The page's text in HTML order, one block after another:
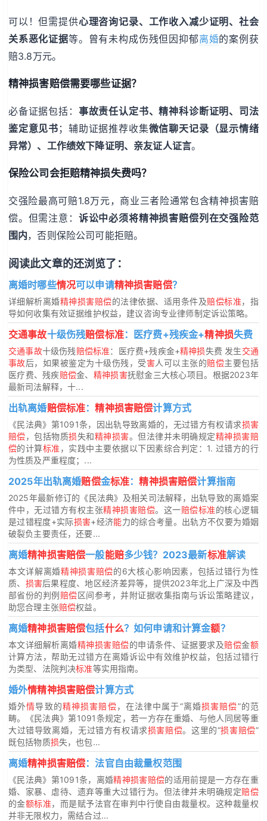
可以！但需提供心理咨询记录、工作收入减少证明、社会
关系恶化证据等。曾有未构成伤残但因抑郁离婚的案例获
赔3.8万元。
精神损害赔偿需要哪些证据？
必备证据包括： 事故责任认定书、精神科诊断证明、司法
鉴定意见书 ；辅助证据推荐收集微信聊天记录（显示情绪
异常）、工作绩效下降证明、亲友证人证言。
保险公司会拒赔精神损失费吗？
交强险最高可赔1.8万元，商业三者险通常包含精神损害赔
偿。但需注意： 诉讼中必须将精神损害赔偿列在交强险范
围内，否则保险公司可能拒赔。
阅读此文章的还浏览了：
离婚时哪些情况可以申请精神损害赔偿？
详细解析离婚精神损害赔偿的法律依据、适用条件及赔偿标准，指
导如何收集有效证据维护权益，建议咨询专业律师制定诉讼策略。
交通事故十级伤残赔偿标准：医疗费+残疾金+精神损失费
交通事故十级伤残赔偿标准：医疗费+残疾金+精神损失费 发生交通
事故后，如果被鉴定为十级伤残，受害人可以主张的赔偿主要包括
医疗费、残疾赔偿金、 精神损害抚慰金三大核心项目。根据2023年
最新司法解释，十...
出轨离婚赔偿标准：精神损害赔偿计算方式
《民法典》第1091条，因出轨导致离婚的，无过错方有权请求损害
赔偿，包括物质损失和精神损害。但法律并未明确规定精神损害赔
偿的计算标准 ，实践中主要依据以下因素综合判定：1. 过错方的行
为性质及严重程度；...
2025年出轨离婚赔偿金标准：精神损害赔偿计算指南
2025年最新修订的《民法典》及相关司法解释，出轨导致的离婚案
件中，无过错方有权主张精神损害赔偿。这一赔偿标准的核心逻辑
是过错程度+实际损害+经济能力的综合考量。出轨方不仅要为婚姻
破裂负主要责任，还要...
离婚精神损害赔偿一般能赔多少钱？2023最新标准解读
本文详解离婚精神损害赔偿的6大核心影响因素，包括过错行为性
质、 损害后果程度、地区经济差异等，提供2023年北上广深及中西
部省份的判例赔偿区间参考，并附证据收集指南与诉讼策略建议，
助您合理主张赔偿权益。
离婚精神损害赔偿包括什么？如何申请和计算金额？
本文详细解析离婚精神损害赔偿的申请条件、证据要求及赔偿金额
计算方法，帮助无过错方在离婚诉讼中有效维护权益，包括过错行
为类型、法院判决标准等实用指南。
婚外情精神损害赔偿计算方式
婚外情导致的精神损害赔偿，在法律中属于“离婚损害赔偿”的范
畴。《民法典》第1091条规定，若一方存在重婚、与他人同居等重
大过错导致离婚，无过错方有权请求损害赔偿。这里的“损害赔偿”
既包括物质损失，也包...
离婚精神损害赔偿：法官自由裁量权范围
《民法典》第1091条，离婚精神损害赔偿的适用前提是一方存在重
婚、家暴、虐待、遗弃等重大过错行为。但法律并未明确规定赔偿
的金额标准，而是赋予法官在审判中行使自由裁量权。这种裁量权
并非无限权力，需结合过...